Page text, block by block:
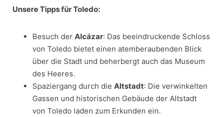
Unsere Tipps für Toledo:
Besuch der Alcázar: Das beeindruckende Schloss
von Toledo bietet einen atemberaubenden Blick
über die Stadt und beherbergt auch das Museum
des Heeres.
Spaziergang durch die Altstadt: Die verwinkelten
Gassen und historischen Gebäude der Altstadt
von Toledo laden zum Erkunden ein.